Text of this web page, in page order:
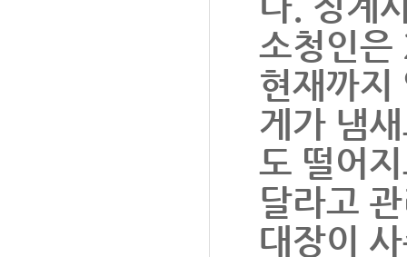
소청인
현재까지
게가 냄
도 떨어
달라고
대장이